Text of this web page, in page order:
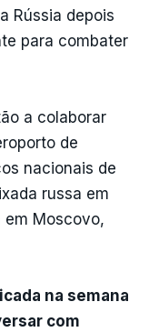
Rússia depois
para combater
a colaborar
de
nacionais de
russa em
em Moscovo,
na semana
com